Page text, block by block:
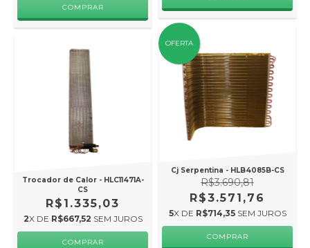
Trocador de Calor - HLC11471A-
CS
R$1.335,03
2X DE R$667,52 SEM JUROS
OFERTA
Cj Serpentina - HLB4085B-CS
R$3.690,81
R$3.571,76
5X DE R$714,35SEM JUROS